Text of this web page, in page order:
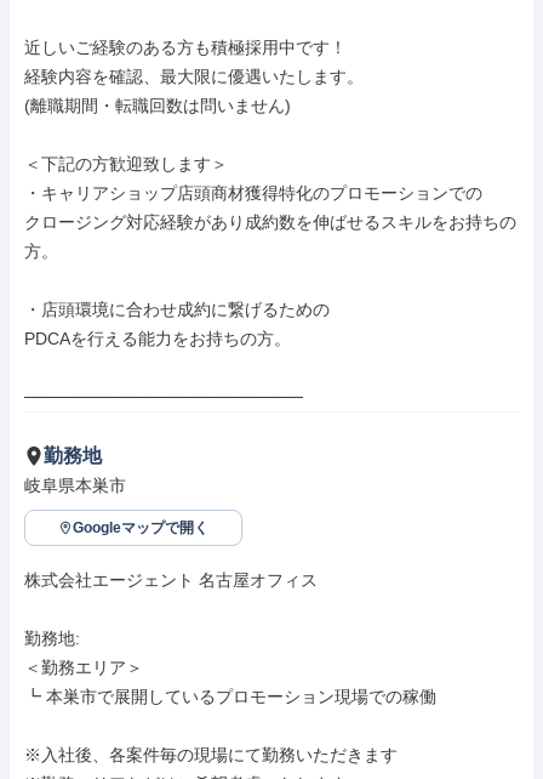
近しいご経験のある方も積極採用中です！
経験内容を確認、最大限に優遇いたします。
(離職期間・転職回数は問いません)
＜下記の方歓迎致します＞
・キャリアショップ店頭商材獲得特化のプロモーションでの
クロージング対応経験があり成約数を伸ばせるスキルをお持ちの
方。
・店頭環境に合わせ成約に繋げるための
PDCAを行える能力をお持ちの方。
───────────────────────
勤務地
岐阜県本巣市
Googleマップで開く
株式会社エージェント 名古屋オフィス
勤務地:
＜勤務エリア＞
┗ 本巣市で展開しているプロモーション現場での稼働
※入社後、各案件毎の現場にて勤務いただきます